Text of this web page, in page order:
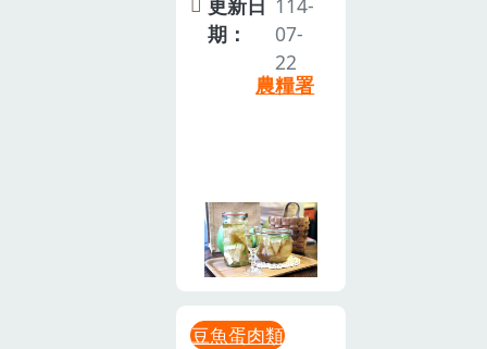
更新日
期：
114-
07-
22
農糧署
豆魚蛋肉類